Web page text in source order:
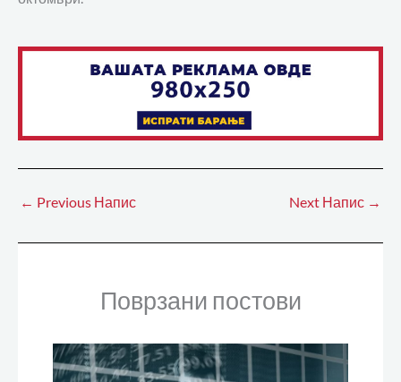
← Previous Напис Next Напис →
Поврзани постови